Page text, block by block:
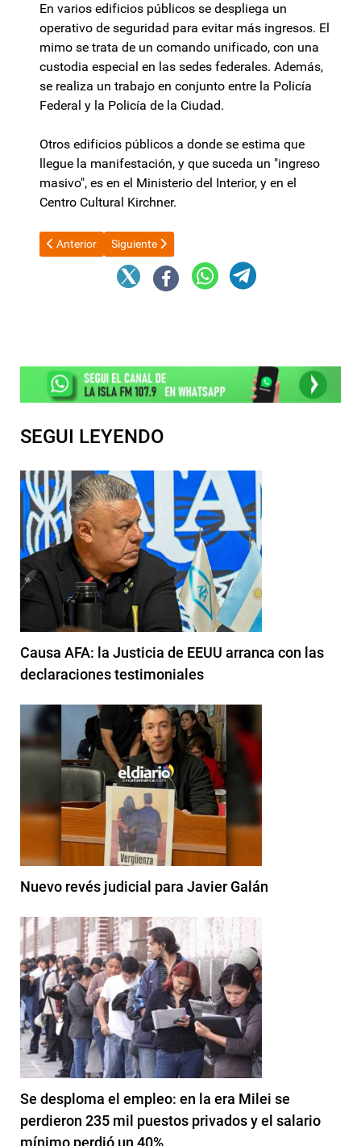
En varios edificios públicos se despliega un
operativo de seguridad para evitar más ingresos. El
mimo se trata de un comando unificado, con una
custodia especial en las sedes federales. Además,
se realiza un trabajo en conjunto entre la Policía
Federal y la Policía de la Ciudad.
Otros edificios públicos a donde se estima que
llegue la manifestación, y que suceda un "ingreso
masivo", es en el Ministerio del Interior, y en el
Centro Cultural Kirchner.
Artículo anterior: Clima caliente en el Conicet: trabajadores
Anterior Artículo siguiente: El Gobierno oficializó subas en
Siguiente
SEGUI LEYENDO
Causa AFA: la Justicia de EEUU arranca con las
declaraciones testimoniales
Nuevo revés judicial para Javier Galán
Se desploma el empleo: en la era Milei se
perdieron 235 mil puestos privados y el salario
mínimo perdió un 40%